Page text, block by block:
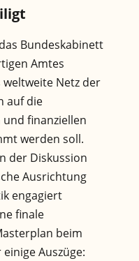
Bundeskabinett
Amtes
Netz der
auf die
finanziellen
werden soll.
der Diskussion
Ausrichtung
engagiert
finale
beim
Auszüge: